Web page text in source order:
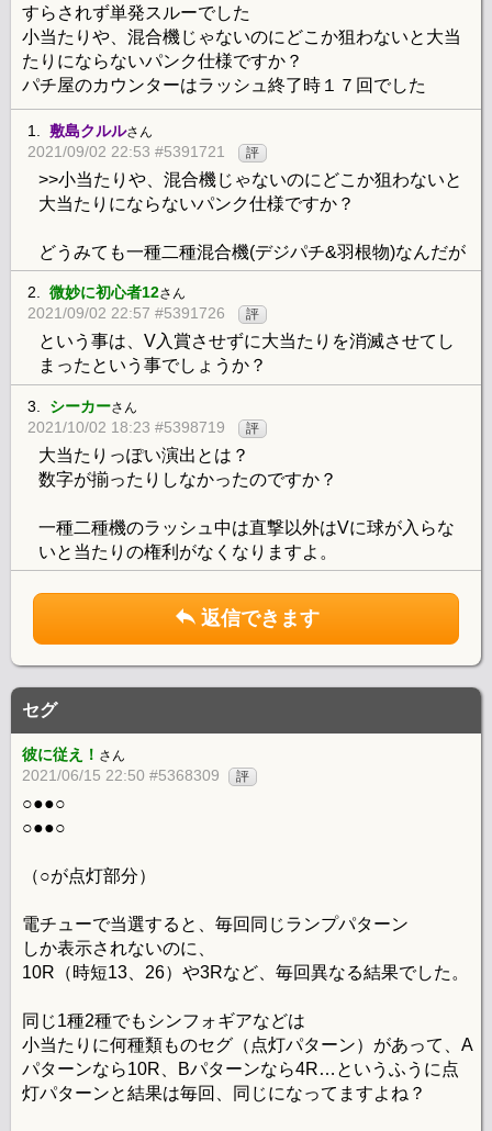
すらされず単発スルーでした
小当たりや、混合機じゃないのにどこか狙わないと大当
たりにならないパンク仕様ですか？
パチ屋のカウンターはラッシュ終了時１７回でした
1. 敷島クルルさん
2021/09/02 22:53 #5391721 評
>>小当たりや、混合機じゃないのにどこか狙わないと
大当たりにならないパンク仕様ですか？
どうみても一種二種混合機(デジパチ&羽根物)なんだが
2. 微妙に初心者12さん
2021/09/02 22:57 #5391726 評
という事は、V入賞させずに大当たりを消滅させてし
まったという事でしょうか？
3. シーカーさん
2021/10/02 18:23 #5398719 評
大当たりっぽい演出とは？
数字が揃ったりしなかったのですか？
一種二種機のラッシュ中は直撃以外はVに球が入らな
いと当たりの権利がなくなりますよ。
返信できます
セグ
彼に従え！ さん
2021/06/15 22:50 #5368309 評
○●●○
○●●○
（○が点灯部分）
電チューで当選すると、毎回同じランプパターン
しか表示されないのに、
10R（時短13、26）や3Rなど、毎回異なる結果でした。
同じ1種2種でもシンフォギアなどは
小当たりに何種類ものセグ（点灯パターン）があって、A
パターンなら10R、Bパターンなら4R…というふうに点
灯パターンと結果は毎回、同じになってますよね？